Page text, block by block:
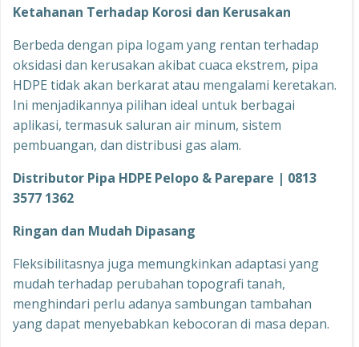
Ketahanan Terhadap Korosi dan Kerusakan
Berbeda dengan pipa logam yang rentan terhadap
oksidasi dan kerusakan akibat cuaca ekstrem, pipa
HDPE tidak akan berkarat atau mengalami keretakan.
Ini menjadikannya pilihan ideal untuk berbagai
aplikasi, termasuk saluran air minum, sistem
pembuangan, dan distribusi gas alam.
Distributor Pipa HDPE Pelopo & Parepare | 0813
3577 1362
Ringan dan Mudah Dipasang
Fleksibilitasnya juga memungkinkan adaptasi yang
mudah terhadap perubahan topografi tanah,
menghindari perlu adanya sambungan tambahan
yang dapat menyebabkan kebocoran di masa depan.